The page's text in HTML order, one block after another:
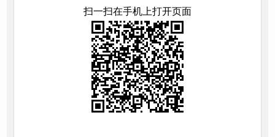
扫一扫在手机上打开页面